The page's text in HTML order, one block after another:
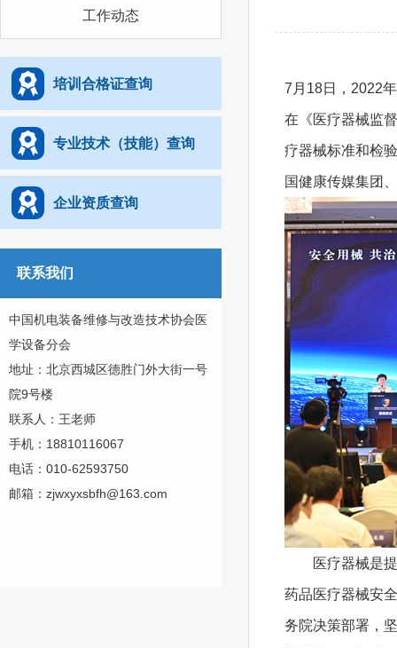
工作动态
培训合格证查询
专业技术（技能）查询
企业资质查询
联系我们
中国机电装备维修与改造技术协会医
学设备分会
地址：北京西城区德胜门外大街一号
院9号楼
联系人：王老师
手机：18810116067
电话：010-62593750
邮箱：zjwxyxsbfh@163.com
7月18日，2022
在《医疗器械监
疗器械标准和检
国健康传媒集团
医疗器械是提
药品医疗器械安
务院决策部署，